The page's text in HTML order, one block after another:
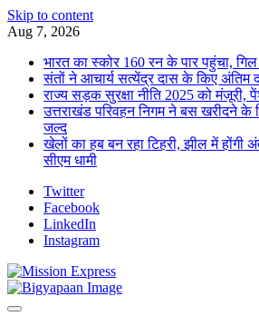
Skip to content
Aug 7, 2026
भारत का स्कोर 160 रन के पार पहुंचा,
संतों ने आचार्य सत्येंद्र दास के किए अंतिम
राज्य सड़क सुरक्षा नीति 2025 को मंजूरी,
उत्तराखंड परिवहन निगम ने बस खरीदने के
जल्द
खेलों का हब बन रहा टिहरी, झील में होंगी
सीएम धामी
Twitter
Facebook
LinkedIn
Instagram